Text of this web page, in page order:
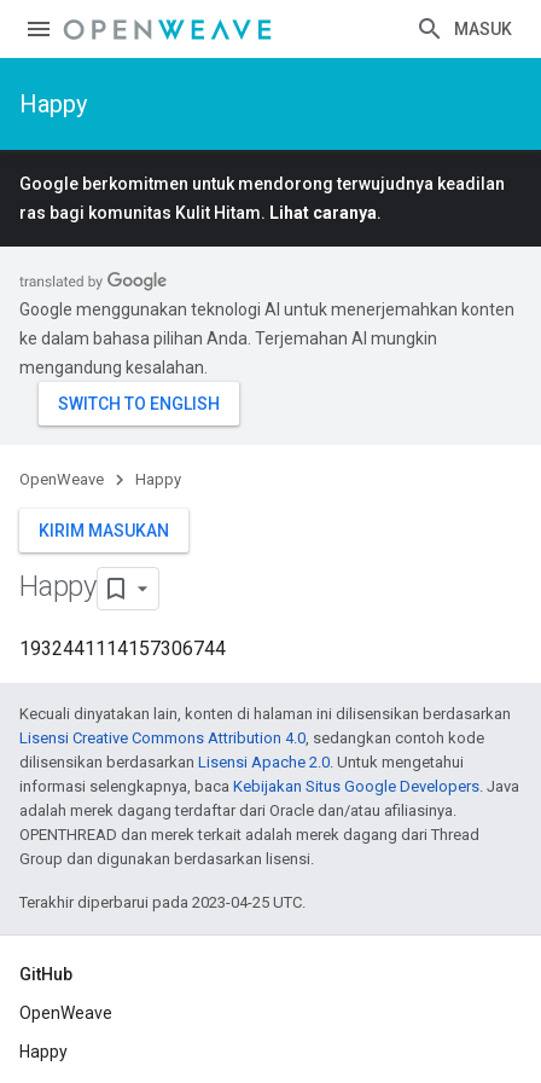
MASUK
Happy
Google berkomitmen untuk mendorong terwujudnya keadilan
ras bagi komunitas Kulit Hitam. Lihat caranya.
Google menggunakan teknologi AI untuk menerjemahkan konten
ke dalam bahasa pilihan Anda. Terjemahan AI mungkin
mengandung kesalahan.
OpenWeave Happy
KIRIM MASUKAN
Happy
1932441114157306744
Kecuali dinyatakan lain, konten di halaman ini dilisensikan berdasarkan
Lisensi Creative Commons Attribution 4.0, sedangkan contoh kode
dilisensikan berdasarkan Lisensi Apache 2.0. Untuk mengetahui
informasi selengkapnya, baca Kebijakan Situs Google Developers. Java
adalah merek dagang terdaftar dari Oracle dan/atau afiliasinya.
OPENTHREAD dan merek terkait adalah merek dagang dari Thread
Group dan digunakan berdasarkan lisensi.
Terakhir diperbarui pada 2023-04-25 UTC.
GitHub
OpenWeave
Happy